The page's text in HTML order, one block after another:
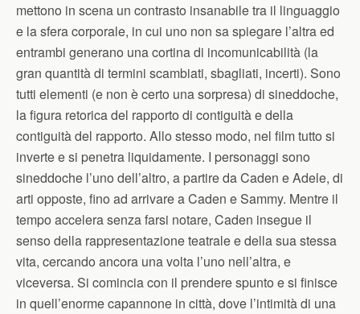
mettono in scena un contrasto insanabile tra il linguaggio
e la sfera corporale, in cui uno non sa spiegare l’altra ed
entrambi generano una cortina di incomunicabilità (la
gran quantità di termini scambiati, sbagliati, incerti). Sono
tutti elementi (e non è certo una sorpresa) di sineddoche,
la figura retorica del rapporto di contiguità e della
contiguità del rapporto. Allo stesso modo, nel film tutto si
inverte e si penetra liquidamente. I personaggi sono
sineddoche l’uno dell’altro, a partire da Caden e Adele, di
arti opposte, fino ad arrivare a Caden e Sammy. Mentre il
tempo accelera senza farsi notare, Caden insegue il
senso della rappresentazione teatrale e della sua stessa
vita, cercando ancora una volta l’uno nell’altra, e
viceversa. Si comincia con il prendere spunto e si finisce
in quell’enorme capannone in città, dove l’intimità di una